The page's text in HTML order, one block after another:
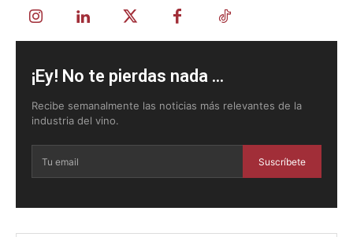
¡Ey! No te pierdas nada ...
Recibe semanalmente las noticias más relevantes de la
industria del vino.
Suscríbete